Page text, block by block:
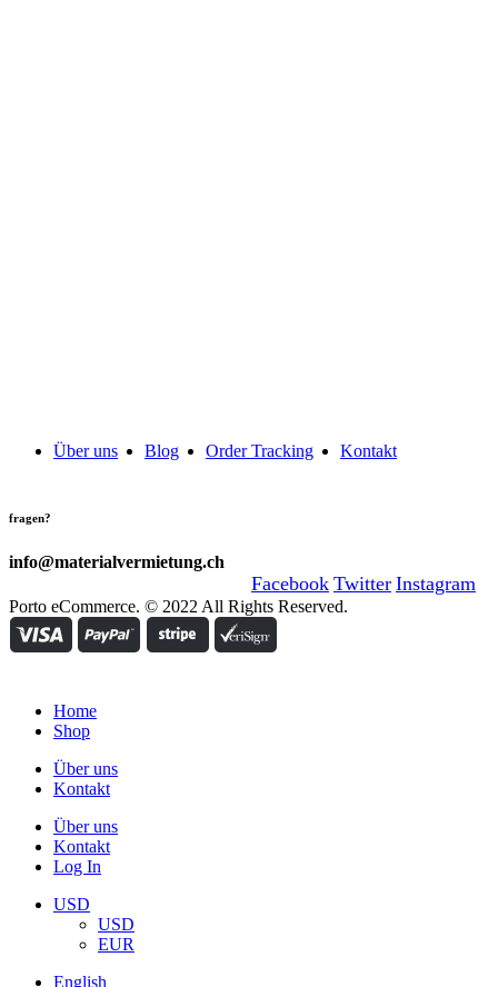
Über uns Blog Order Tracking Kontakt
fragen?
info@materialvermietung.ch
Facebook Twitter Instagram
Porto eCommerce. © 2022 All Rights Reserved.
Home
Shop
Über uns
Kontakt
Über uns
Kontakt
Log In
USD
USD
EUR
English